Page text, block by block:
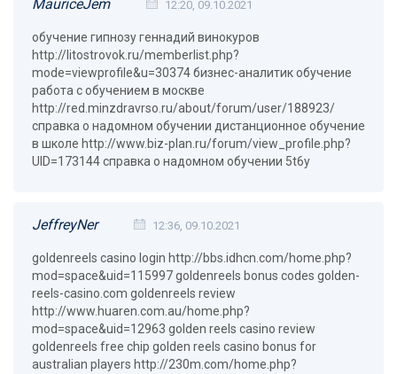
MauriceJem 12:20, 09.10.2021
обучение гипнозу геннадий винокуров
http://litostrovok.ru/memberlist.php?
mode=viewprofile&u=30374 бизнес-аналитик обучение
работа с обучением в москве
http://red.minzdravrso.ru/about/forum/user/188923/
справка о надомном обучении дистанционное обучение
в школе http://www.biz-plan.ru/forum/view_profile.php?
UID=173144 справка о надомном обучении 5t6y
JeffreyNer 12:36, 09.10.2021
goldenreels casino login http://bbs.idhcn.com/home.php?
mod=space&uid=115997 goldenreels bonus codes golden-
reels-casino.com goldenreels review
http://www.huaren.com.au/home.php?
mod=space&uid=12963 golden reels casino review
goldenreels free chip golden reels casino bonus for
australian players http://230m.com/home.php?